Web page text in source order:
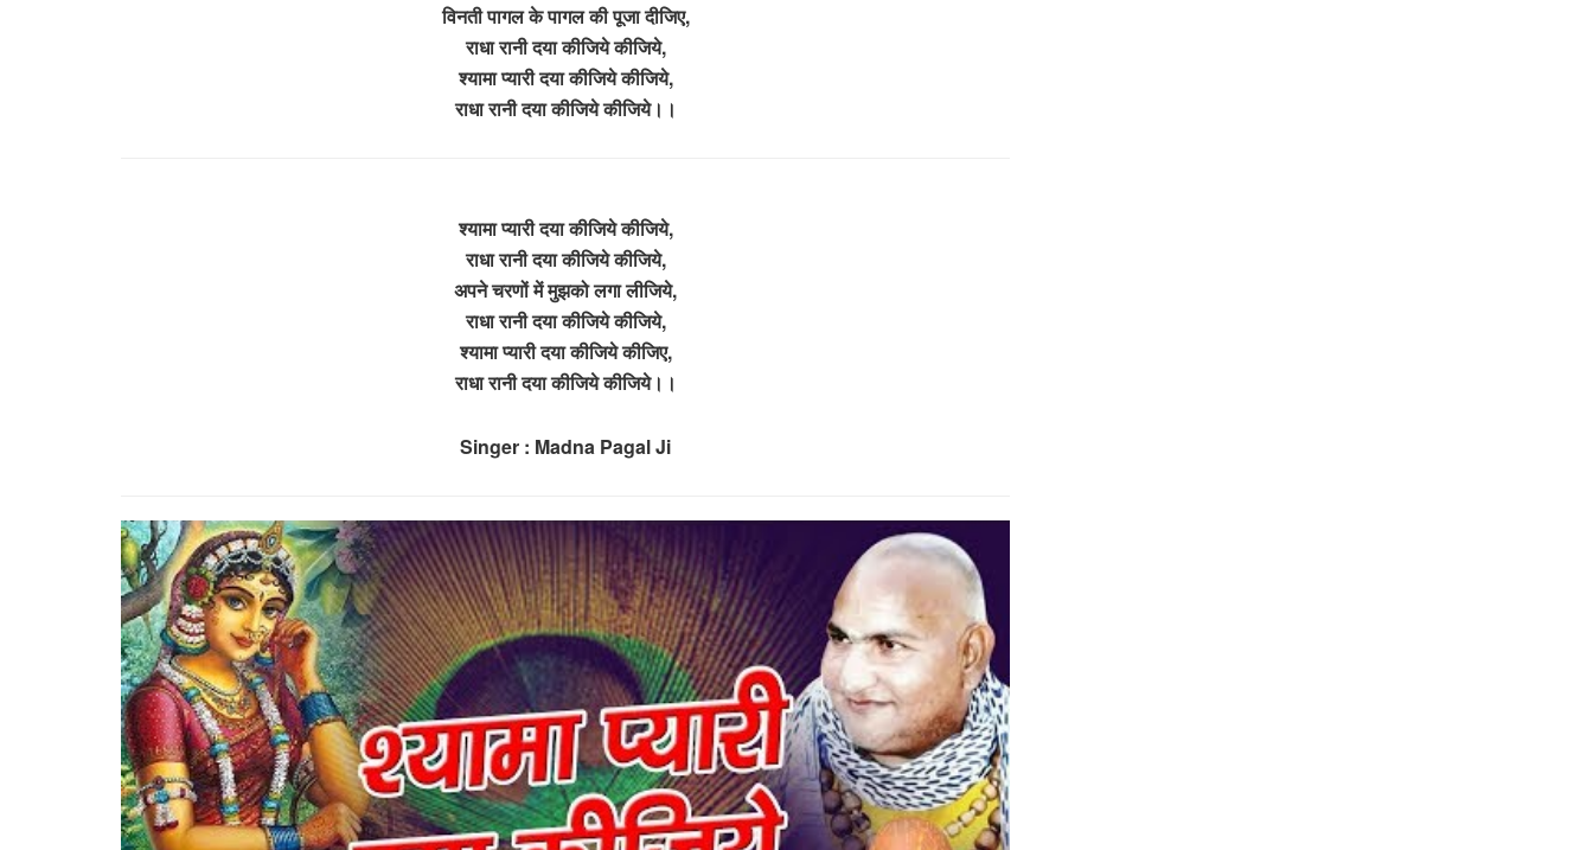
विनती पागल के पागल की पूजा दीजिए,
राधा रानी दया कीजिये कीजिये,
श्यामा प्यारी दया कीजिये कीजिये,
राधा रानी दया कीजिये कीजिये।।
श्यामा प्यारी दया कीजिये कीजिये,
राधा रानी दया कीजिये कीजिये,
अपने चरणों में मुझको लगा लीजिये,
राधा रानी दया कीजिये कीजिये,
श्यामा प्यारी दया कीजिये कीजिए,
राधा रानी दया कीजिये कीजिये।।
Singer : Madna Pagal Ji